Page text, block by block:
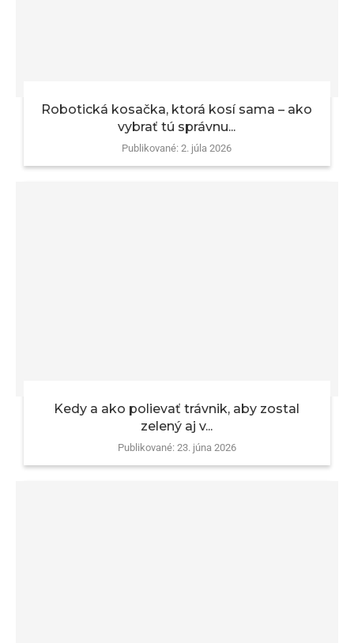
Robotická kosačka, ktorá kosí sama – ako
vybrať tú správnu...
Publikované: 2. júla 2026
Kedy a ako polievať trávnik, aby zostal
zelený aj v...
Publikované: 23. júna 2026